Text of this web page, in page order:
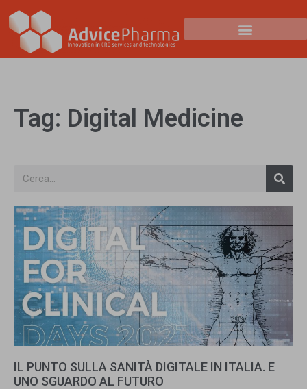
Tag: Digital Medicine
IL PUNTO SULLA SANITÀ DIGITALE IN ITALIA. E
UNO SGUARDO AL FUTURO